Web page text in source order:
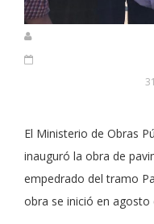
El Ministerio de Obras
inauguró la obra de
empedrado del tramo
obra se inició en agosto